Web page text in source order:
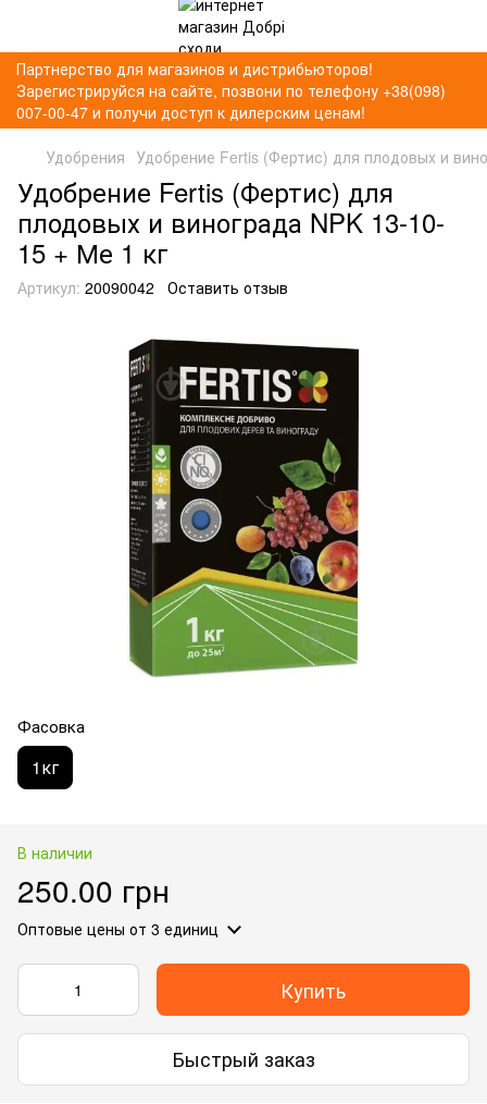
Партнерство для магазинов и дистрибьюторов!
Зарегистрируйся на сайте, позвони по телефону +38(098)
007-00-47 и получи доступ к дилерским ценам!
Удобрения Удобрение Fertis (Фертис) для плодовых и
Удобрение Fertis (Фертис) для
плодовых и винограда NPK 13-10-
15 + Ме 1 кг
Артикул: 20090042 Оставить отзыв
Фасовка
1кг
В наличии
250.00 грн
Оптовые цены от 3 единиц
Купить
Быстрый заказ